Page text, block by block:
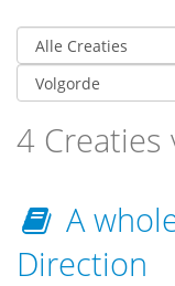
4 Creaties
A
Direction